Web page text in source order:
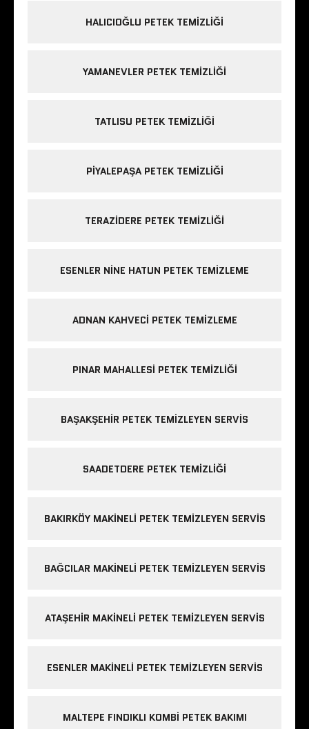
HALICIOĞLU PETEK TEMIZLIĞI
YAMANEVLER PETEK TEMIZLIĞI
TATLISU PETEK TEMIZLIĞI
PIYALEPAŞA PETEK TEMIZLIĞI
TERAZIDERE PETEK TEMIZLIĞI
ESENLER NINE HATUN PETEK TEMIZLEME
ADNAN KAHVECI PETEK TEMIZLEME
PINAR MAHALLESI PETEK TEMIZLIĞI
BAŞAKŞEHIR PETEK TEMIZLEYEN SERVIS
SAADETDERE PETEK TEMIZLIĞI
BAKIRKÖY MAKINELI PETEK TEMIZLEYEN SERVIS
BAĞCILAR MAKINELI PETEK TEMIZLEYEN SERVIS
ATAŞEHIR MAKINELI PETEK TEMIZLEYEN SERVIS
ESENLER MAKINELI PETEK TEMIZLEYEN SERVIS
MALTEPE FINDIKLI KOMBI PETEK BAKIMI